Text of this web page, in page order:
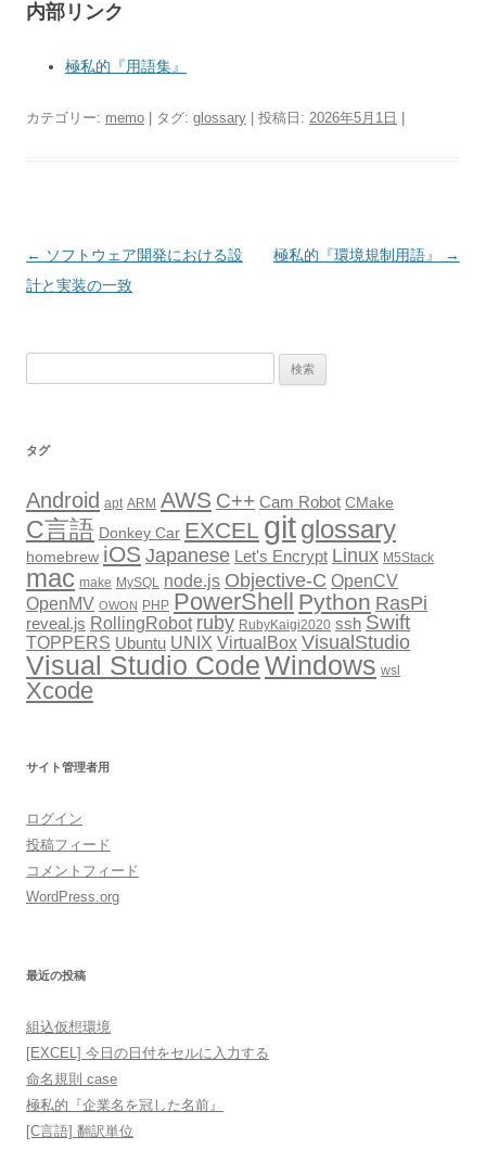
内部リンク
極私的『用語集』
カテゴリー: memo | タグ: glossary | 投稿日: 2026年5月1日
投
稿
ン
← ソフトウェア開発における設
計と実装の一致
極私的『環境規制用語』 →
タグ
Android apt ARM AWS C++ Cam Robot CMake
C言語 Donkey Car EXCEL gitglossary
homebrew iOS Japanese Let's Encrypt Linux M5Stack
mac make MySQL node.js Objective-C OpenCV
OpenMV OWON PHP PowerShell Python RasPi
reveal.js RollingRobot ruby RubyKaigi2020 ssh Swift
TOPPERS Ubuntu UNIX VirtualBox VisualStudio
Visual Studio CodeWindows wsl
Xcode
サイト管理者用
ログイン
投稿フィード
コメントフィード
WordPress.org
最近の投稿
組込仮想環境
[EXCEL] 今日の日付をセルに入力する
命名規則 case
極私的『企業名を冠した名前』
[C言語] 翻訳単位